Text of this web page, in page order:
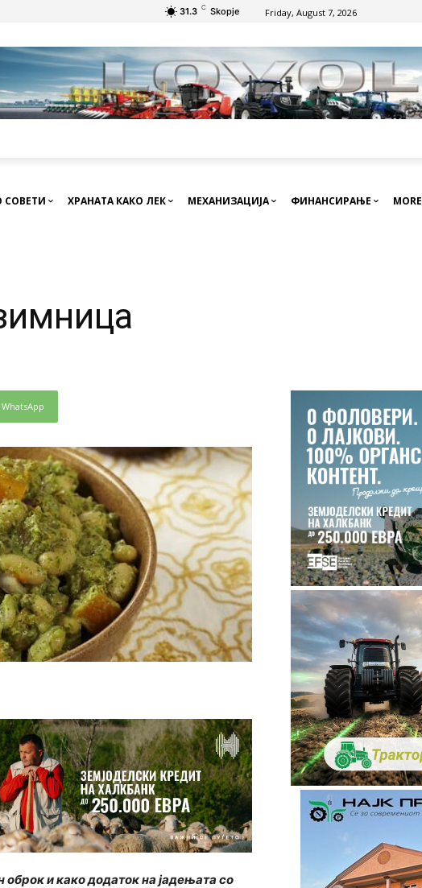
31.3 C Skopje Friday, August 7, 2026
СОВЕТИ ХРАНАТА КАКО ЛЕК МЕХАНИЗАЦИЈА ФИНАНСИРАЊЕ MORE
WhatsApp
и како додаток на јадењата со